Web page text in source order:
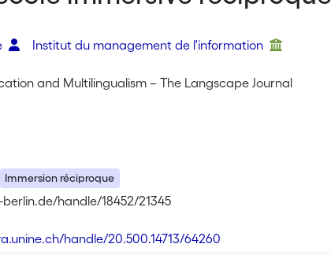
Institut du management de l'information
and Multilingualism – The Langscape Journal
Immersion réciproque
handle/18452/21345
handle/20.500.14713/64260